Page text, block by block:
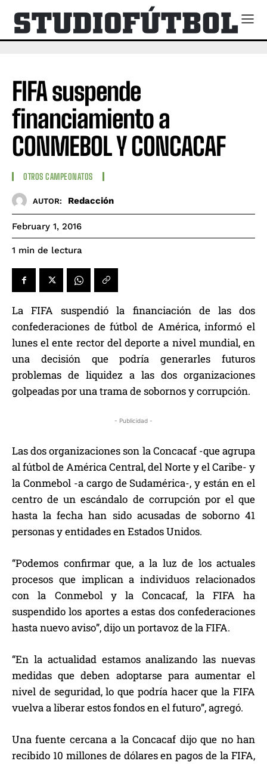
FIFA suspende
financiamiento a
CONMEBOL Y CONCACAF
OTROS CAMPEONATOS
AUTOR: Redacción
February 1, 2016
1 min de lectura
La FIFA suspendió la financiación de las dos
confederaciones de fútbol de América, informó el
lunes el ente rector del deporte a nivel mundial, en
una decisión que podría generarles futuros
problemas de liquidez a las dos organizaciones
golpeadas por una trama de sobornos y corrupción.
- Publicidad -
Las dos organizaciones son la Concacaf -que agrupa
al fútbol de América Central, del Norte y el Caribe- y
la Conmebol -a cargo de Sudamérica-, y están en el
centro de un escándalo de corrupción por el que
hasta la fecha han sido acusadas de soborno 41
personas y entidades en Estados Unidos.
“Podemos confirmar que, a la luz de los actuales
procesos que implican a individuos relacionados
con la Conmebol y la Concacaf, la FIFA ha
suspendido los aportes a estas dos confederaciones
hasta nuevo aviso”, dijo un portavoz de la FIFA.
“En la actualidad estamos analizando las nuevas
medidas que deben adoptarse para aumentar el
nivel de seguridad, lo que podría hacer que la FIFA
vuelva a liberar estos fondos en el futuro”, agregó.
Una fuente cercana a la Concacaf dijo que no han
recibido 10 millones de dólares en pagos de la FIFA,